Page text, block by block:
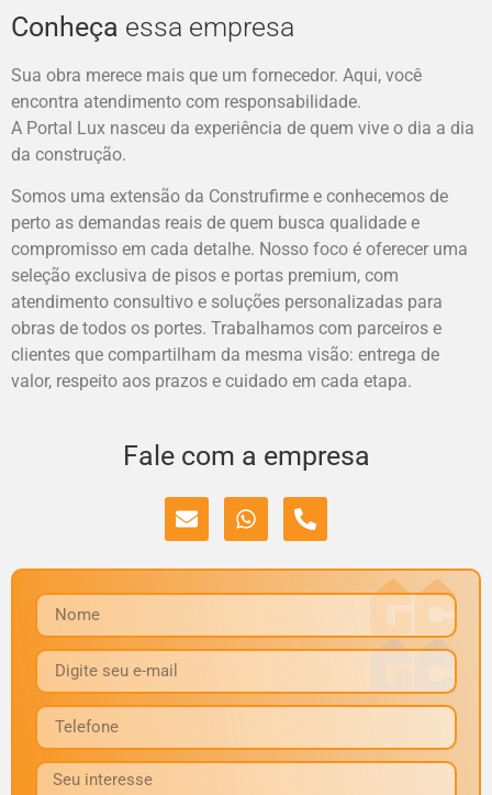
Conheça essa empresa
Sua obra merece mais que um fornecedor. Aqui, você
encontra atendimento com responsabilidade.
A Portal Lux nasceu da experiência de quem vive o dia a dia
da construção.
Somos uma extensão da Construfirme e conhecemos de
perto as demandas reais de quem busca qualidade e
compromisso em cada detalhe. Nosso foco é oferecer uma
seleção exclusiva de pisos e portas premium, com
atendimento consultivo e soluções personalizadas para
obras de todos os portes. Trabalhamos com parceiros e
clientes que compartilham da mesma visão: entrega de
valor, respeito aos prazos e cuidado em cada etapa.
Fale com a empresa